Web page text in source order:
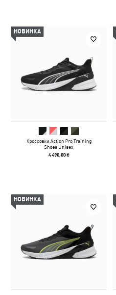
НОВИНКА
Кроссовки Action Pro Training
Shoes Unisex
4 490,00 ₴
НОВИНКА